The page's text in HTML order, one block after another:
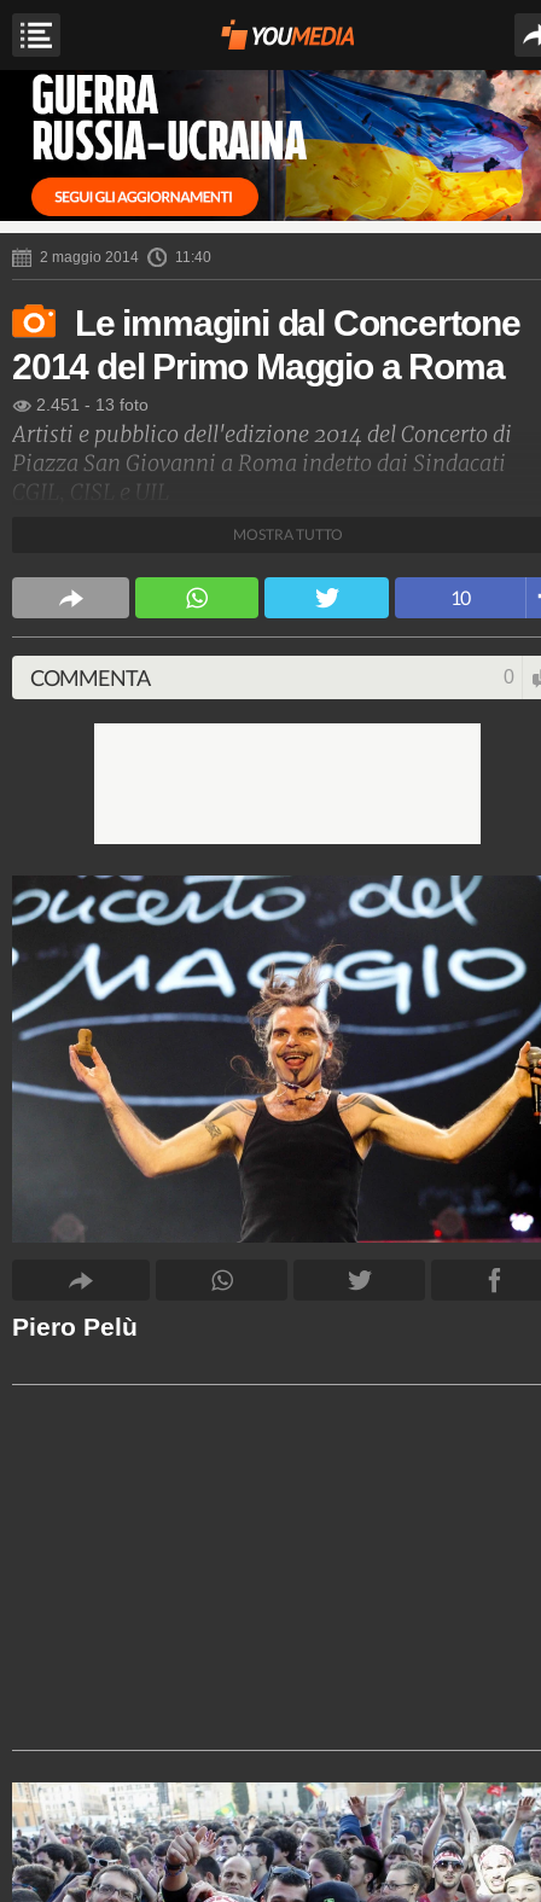
2 maggio 2014 11:40
Le immagini dal Concertone
2014 del Primo Maggio a Roma
2.451 - 13 foto
Artisti e pubblico dell'edizione 2014 del Concerto di
Piazza San Giovanni a Roma indetto dai Sindacati
CGIL, CISL e UIL
Spettacolo FanpageMOSTRA TUTTO
10
COMMENTA 0
Piero Pelù